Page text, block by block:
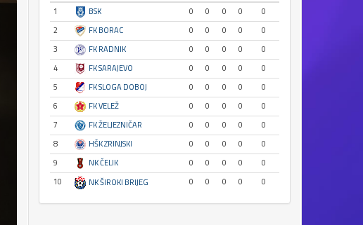
1
BSK 0 0 0 0
0
2
FK BORAC 0 0 0 0
0
3
FK RADNIK 0 0 0 0
0
4
FK SARAJEVO 0 0 0 0
0
5
FK SLOGA DOBOJ 0 0 0 0
0
6
FK VELEŽ 0 0 0 0
0
7
FK ŽELJEZNIČAR 0 0 0 0
0
8
HŠK ZRINJSKI 0 0 0 0
0
9
NK ČELIK 0 0 0 0
0
10
NK ŠIROKI BRIJEG 0 0 0 0 0